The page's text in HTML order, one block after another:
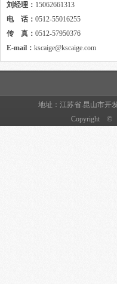
刘经理： 15062661313
电 话： 0512-55016255
传 真： 0512-57950376
E-mail： kscaige@kscaige.com
地址：江苏省.昆山市开
Copyright ©